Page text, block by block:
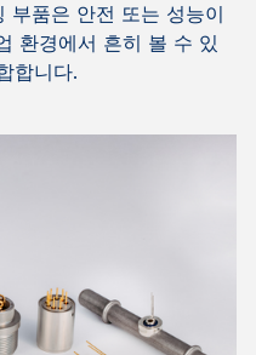
부품은 안전 또는 성능이
환경에서 흔히 볼 수 있
합니다.